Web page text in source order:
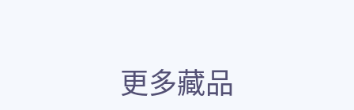
更多藏品